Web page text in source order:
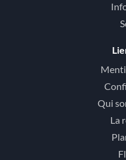
Qui
La